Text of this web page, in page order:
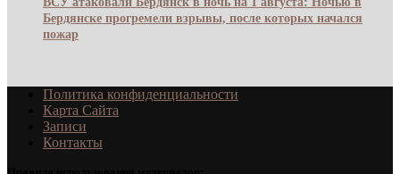
Бердянске прогремели взрывы, после которых начался
пожар
Политика конфиденциальности
Карта Сайта
Записи
Контакты